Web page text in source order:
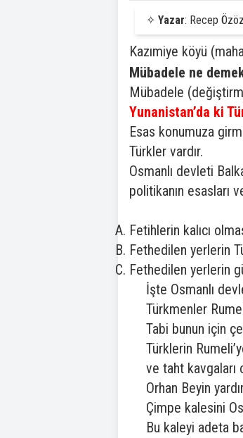
✧ Yazar: Recep
Kazımiye köyü
Mübadele ne
Mübadele
Yunanistan’da ki
Esas konumuza
Türkler vardır.
Osmanlı devleti
politikanın esasları
Fetihlerin kalıcı
Fethedilen yerlerin
Fethedilen yerlerin
İşte Osmanlı
Türkmenler
Tabi bunun için
Türklerin
ve taht kavgaları
Orhan Beyin
Çimpe kalesini
Bu kaleyi adeta